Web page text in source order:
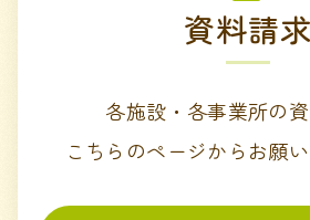
資料請求
各施設・各事業所の
こちらのページからお願い